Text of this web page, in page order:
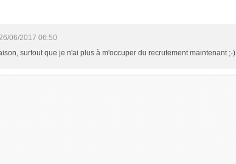
06/2017 06:50
surtout que je n'ai plus à m'occuper du recrutement maintenant ;-)